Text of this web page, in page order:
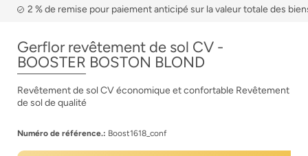
2 % de remise pour paiement anticipé sur la valeur totale des
Gerflor revêtement de sol CV -
BOOSTER BOSTON BLOND
Revêtement de sol CV économique et confortable Revêtement
de sol de qualité
Numéro de référence.: Boost1618_conf